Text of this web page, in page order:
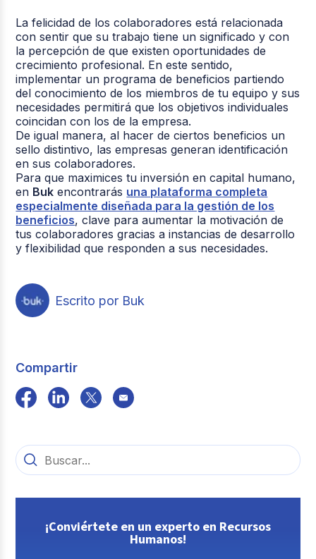
La felicidad de los colaboradores está relacionada
con sentir que su trabajo tiene un significado y con
la percepción de que existen oportunidades de
crecimiento profesional. En este sentido,
implementar un programa de beneficios partiendo
del conocimiento de los miembros de tu equipo y sus
necesidades permitirá que los objetivos individuales
coincidan con los de la empresa.
De igual manera, al hacer de ciertos beneficios un
sello distintivo, las empresas generan identificación
en sus colaboradores.
Para que maximices tu inversión en capital humano,
en Buk encontrarás una plataforma completa
especialmente diseñada para la gestión de los
beneficios, clave para aumentar la motivación de
tus colaboradores gracias a instancias de desarrollo
y flexibilidad que responden a sus necesidades.
Escrito por Buk
Compartir
¡Conviértete en un experto en Recursos
Humanos!